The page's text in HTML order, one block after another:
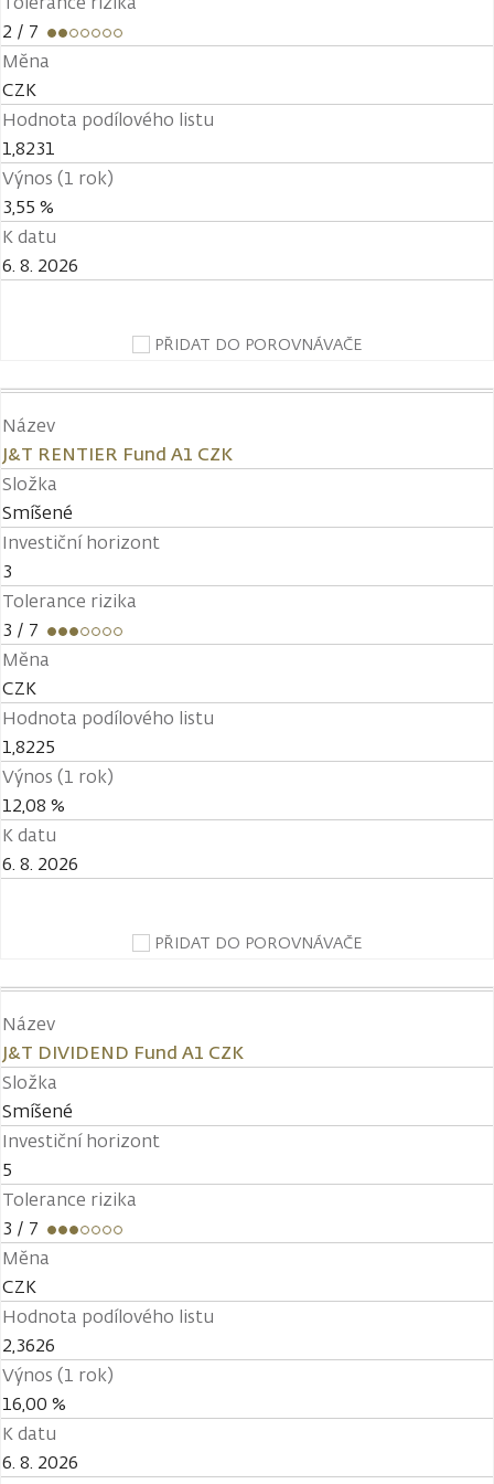
2 / 7
Měna
CZK
Hodnota podílového listu
1,8231
Výnos (1 rok)
3,55 %
K datu
6. 8. 2026
PŘIDAT DO POROVNÁVAČE
Název
J&T RENTIER Fund A1 CZK
Složka
Smíšené
Investiční horizont
3
Tolerance rizika
3 / 7
Měna
CZK
Hodnota podílového listu
1,8225
Výnos (1 rok)
12,08 %
K datu
6. 8. 2026
PŘIDAT DO POROVNÁVAČE
Název
J&T DIVIDEND Fund A1 CZK
Složka
Smíšené
Investiční horizont
5
Tolerance rizika
3 / 7
Měna
CZK
Hodnota podílového listu
2,3626
Výnos (1 rok)
16,00 %
K datu
6. 8. 2026